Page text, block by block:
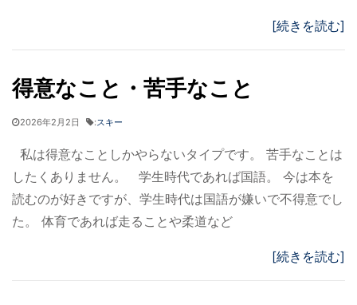
[続きを読む]
得意なこと・苦手なこと
2026年2月2日 :スキー
私は得意なことしかやらないタイプです。 苦手なことは
したくありません。 学生時代であれば国語。 今は本を
読むのが好きですが、学生時代は国語が嫌いで不得意でし
た。 体育であれば走ることや柔道など
[続きを読む]